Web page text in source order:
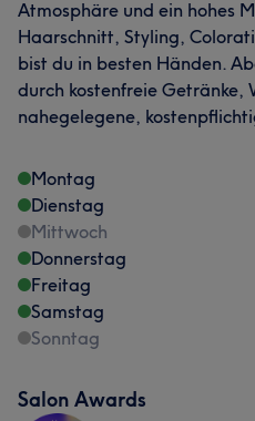
Atmosphäre und ein hohes
Haarschnitt, Styling,
bist du in besten Händen.
durch kostenfreie Getränke,
nahegelegene,
Montag
Dienstag
Mittwoch
Donnerstag
Freitag
Samstag
Sonntag
Salon Awards